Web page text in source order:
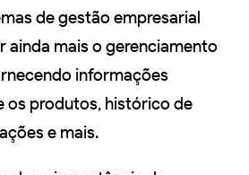
de gestão empresarial
ainda mais o gerenciamento
informações
os produtos, histórico de
e mais.